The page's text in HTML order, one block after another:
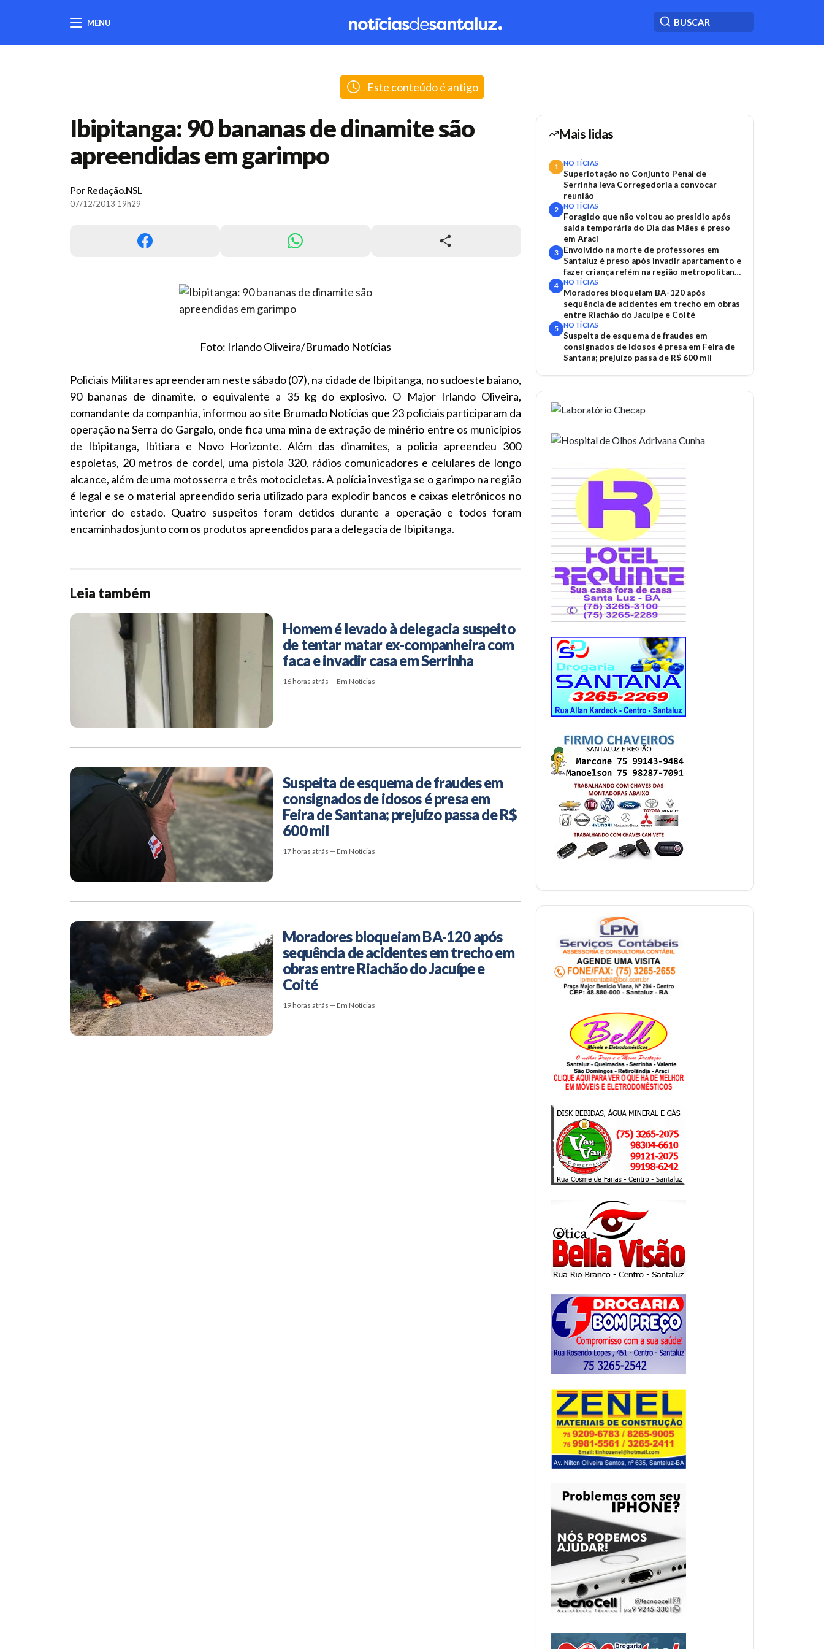
MENU
Este conteúdo é antigo
Ibipitanga: 90 bananas de dinamite são
apreendidas em garimpo
Por Redação.NSL
07/12/2013 19h29
Foto: Irlando Oliveira/Brumado Notícias
Policiais Militares apreenderam neste sábado (07), na cidade de Ibipitanga, no sudoeste baiano,
90 bananas de dinamite, o equivalente a 35 kg do explosivo. O Major Irlando Oliveira,
comandante da companhia, informou ao site Brumado Notícias que 23 policiais participaram da
operação na Serra do Gargalo, onde fica uma mina de extração de minério entre os municípios
de Ibipitanga, Ibitiara e Novo Horizonte. Além das dinamites, a policia apreendeu 300
espoletas, 20 metros de cordel, uma pistola 320, rádios comunicadores e celulares de longo
alcance, além de uma motosserra e três motocicletas. A polícia investiga se o garimpo na região
é legal e se o material apreendido seria utilizado para explodir bancos e caixas eletrônicos no
interior do estado. Quatro suspeitos foram detidos durante a operação e todos foram
encaminhados junto com os produtos apreendidos para a delegacia de Ibipitanga.
Leia também
Homem é levado à delegacia suspeito
de tentar matar ex-companheira com
faca e invadir casa em Serrinha
16 horas atrás — Em Notícias
Suspeita de esquema de fraudes em
consignados de idosos é presa em
Feira de Santana; prejuízo passa de R$
600 mil
17 horas atrás — Em Notícias
Moradores bloqueiam BA-120 após
sequência de acidentes em trecho em
obras entre Riachão do Jacuípe e
Coité
19 horas atrás — Em Notícias
Mais lidas
1 NOTÍCIAS
Superlotação no Conjunto Penal de
Serrinha leva Corregedoria a convocar
reunião
2 NOTÍCIAS
Foragido que não voltou ao presídio após
saída temporária do Dia das Mães é preso
em Araci
3
Envolvido na morte de professores em
Santaluz é preso após invadir apartamento e
fazer criança refém na região metropolitana
de Salvador
4 NOTÍCIAS
Moradores bloqueiam BA-120 após
sequência de acidentes em trecho em obras
entre Riachão do Jacuípe e Coité
5 NOTÍCIAS
Suspeita de esquema de fraudes em
consignados de idosos é presa em Feira de
Santana; prejuízo passa de R$ 600 mil